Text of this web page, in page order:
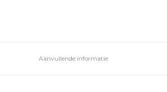
Aanvullende informatie